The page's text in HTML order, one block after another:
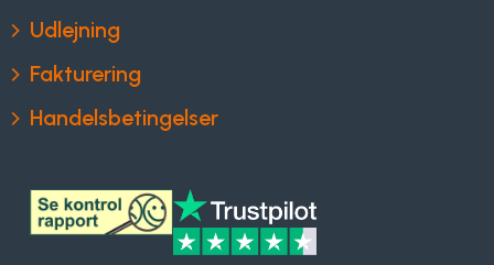
Udlejning
Fakturering
Handelsbetingelser